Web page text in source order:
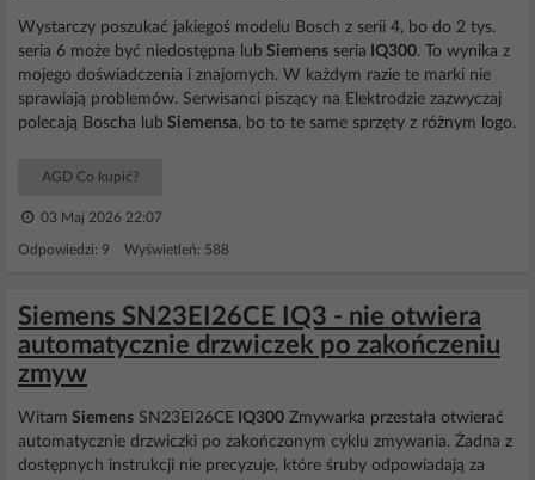
Wystarczy poszukać jakiegoś modelu Bosch z serii 4, bo do 2 tys.
seria 6 może być niedostępna lub Siemens seria IQ300. To wynika z
mojego doświadczenia i znajomych. W każdym razie te marki nie
sprawiają problemów. Serwisanci piszący na Elektrodzie zazwyczaj
polecają Boscha lub Siemensa, bo to te same sprzęty z różnym logo.
AGD Co kupić?
03 Maj 2026 22:07
Odpowiedzi: 9 Wyświetleń: 588
Siemens SN23EI26CE IQ3 - nie otwiera
automatycznie drzwiczek po zakończeniu
zmyw
Witam Siemens SN23EI26CE IQ300 Zmywarka przestała otwierać
automatycznie drzwiczki po zakończonym cyklu zmywania. Żadna z
dostępnych instrukcji nie precyzuje, które śruby odpowiadają za